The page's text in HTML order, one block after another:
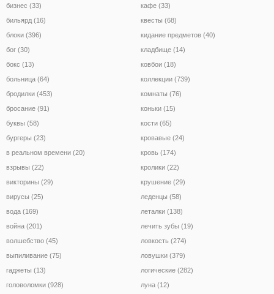
бизнес (33)
бильярд (16)
блоки (396)
бог (30)
бокс (13)
больница (64)
бродилки (453)
бросание (91)
буквы (58)
бургеры (23)
в реальном времени (20)
взрывы (22)
викторины (29)
вирусы (25)
вода (169)
война (201)
волшебство (45)
выпиливание (75)
гаджеты (13)
головоломки (928)
кафе (33)
квесты (68)
кидание предметов (40)
кладбище (14)
ковбои (18)
коллекции (739)
комнаты (76)
коньки (15)
кости (65)
кровавые (24)
кровь (174)
кролики (22)
крушение (29)
леденцы (58)
леталки (138)
лечить зубы (19)
ловкость (274)
ловушки (379)
логические (282)
луна (12)